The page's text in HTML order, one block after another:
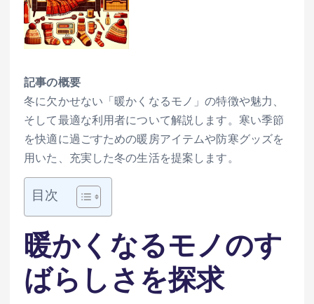
記事の概要
冬に欠かせない「暖かくなるモノ」の特徴や魅力、
そして最適な利用者について解説します。寒い季節
を快適に過ごすための暖房アイテムや防寒グッズを
用いた、充実した冬の生活を提案します。
目次
暖かくなるモノのす
ばらしさを探求